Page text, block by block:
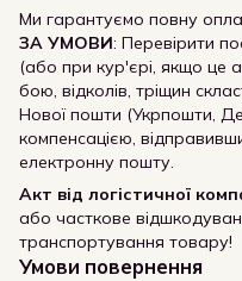
Ми гарантуємо повну
ЗА УМОВИ: Перевірити
(або при кур'єрі, якщо це
бою, відколів, тріщин
Нової пошти (Укрпошти,
компенсацією,
електронну пошту.
Акт від логістичної
або часткове
транспортування товару!
Умови повернення